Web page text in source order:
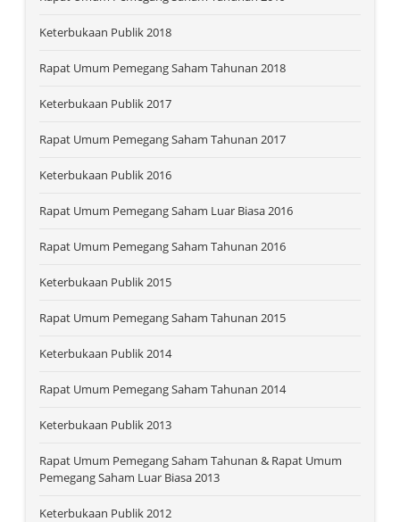
Keterbukaan Publik 2018
Rapat Umum Pemegang Saham Tahunan 2018
Keterbukaan Publik 2017
Rapat Umum Pemegang Saham Tahunan 2017
Keterbukaan Publik 2016
Rapat Umum Pemegang Saham Luar Biasa 2016
Rapat Umum Pemegang Saham Tahunan 2016
Keterbukaan Publik 2015
Rapat Umum Pemegang Saham Tahunan 2015
Keterbukaan Publik 2014
Rapat Umum Pemegang Saham Tahunan 2014
Keterbukaan Publik 2013
Rapat Umum Pemegang Saham Tahunan & Rapat Umum
Pemegang Saham Luar Biasa 2013
Keterbukaan Publik 2012